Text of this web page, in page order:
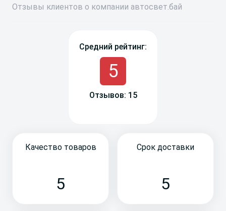
Отзывы клиентов о компании автосвет.бай
Средний рейтинг:
5
Отзывов: 15
Качество товаров
5
Срок доставки
5